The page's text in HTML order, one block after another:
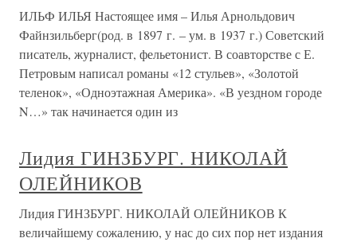
ИЛЬФ ИЛЬЯ Настоящее имя – Илья Арнольдович
Файнзильберг(род. в 1897 г. – ум. в 1937 г.) Советский
писатель, журналист, фельетонист. В соавторстве с Е.
Петровым написал романы «12 стульев», «Золотой
теленок», «Одноэтажная Америка». «В уездном городе
N…» так начинается один из
Лидия ГИНЗБУРГ. НИКОЛАЙ
ОЛЕЙНИКОВ
Лидия ГИНЗБУРГ. НИКОЛАЙ ОЛЕЙНИКОВ К
величайшему сожалению, у нас до сих пор нет издания